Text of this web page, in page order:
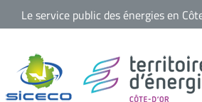
Passer
contenu
Le service public des énergies en